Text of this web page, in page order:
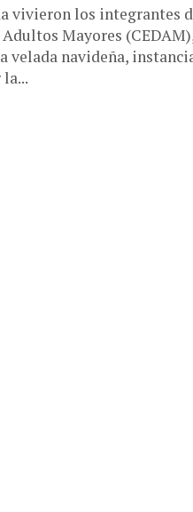
vivieron los integrantes
Mayores
velada navideña,